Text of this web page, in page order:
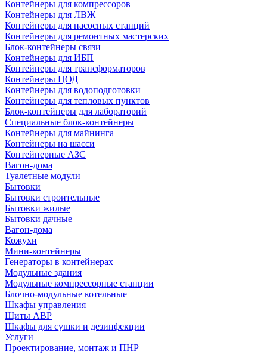
Контейнеры для компрессоров
Контейнеры для ЛВЖ
Контейнеры для насосных станций
Контейнеры для ремонтных мастерских
Блок-контейнеры связи
Контейнеры для ИБП
Контейнеры для трансформаторов
Контейнеры ЦОД
Контейнеры для водоподготовки
Контейнеры для тепловых пунктов
Блок-контейнеры для лабораторий
Специальные блок-контейнеры
Контейнеры для майнинга
Контейнеры на шасси
Контейнерные АЗС
Вагон-дома
Туалетные модули
Бытовки
Бытовки строительные
Бытовки жилые
Бытовки дачные
Вагон-дома
Кожухи
Мини-контейнеры
Генераторы в контейнерах
Модульные здания
Модульные компрессорные станции
Блочно-модульные котельные
Шкафы управления
Щиты АВР
Шкафы для сушки и дезинфекции
Услуги
Проектирование, монтаж и ПНР